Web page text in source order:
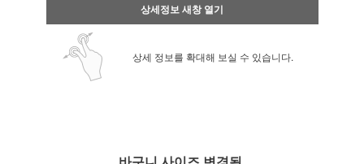
상세정보 새창 열기
상세 정보를 확대해 보실 수 있습니다.